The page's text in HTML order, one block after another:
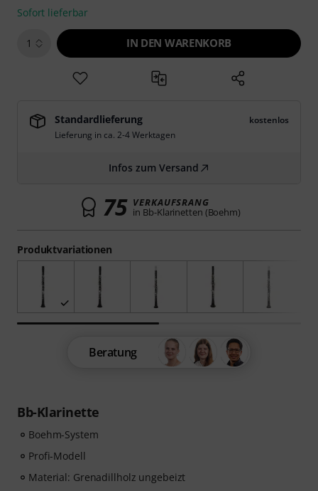
Bb-Klarinette
Boehm-System
Profi-Modell
Material: Grenadillholz ungebeizt
Produktvariationen
Sofort lieferbar
1 IN DEN WARENKORB
Standardlieferung
kostenlos
Lieferung in ca. 2-4 Werktagen
Infos zum Versand
75 VERKAUFSRANG
in Bb-Klarinetten (Boehm)
Beratung